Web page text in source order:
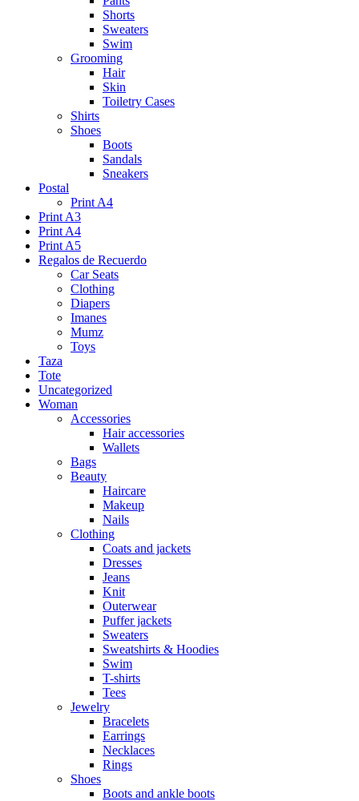
Shorts
Sweaters
Swim
Grooming
Hair
Skin
Toiletry Cases
Shirts
Shoes
Boots
Sandals
Sneakers
Postal
Print A4
Print A3
Print A4
Print A5
Regalos de Recuerdo
Car Seats
Clothing
Diapers
Imanes
Mumz
Toys
Taza
Tote
Uncategorized
Woman
Accessories
Hair accessories
Wallets
Bags
Beauty
Haircare
Makeup
Nails
Clothing
Coats and jackets
Dresses
Jeans
Knit
Outerwear
Puffer jackets
Sweaters
Sweatshirts & Hoodies
Swim
T-shirts
Tees
Jewelry
Bracelets
Earrings
Necklaces
Rings
Shoes
Boots and ankle boots